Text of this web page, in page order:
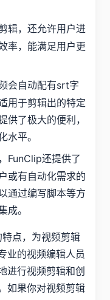
辑，还允许用户进
率，能满足用户更
会自动配有srt字
用于剪辑出的特定
供了极大的便利，
水平。
FunClip还提供了
或有自动化需求的
通过编写脚本等方
成。
点，为视频剪辑
业的视频编辑人员
进行视频剪辑和创
如果你对视频剪辑